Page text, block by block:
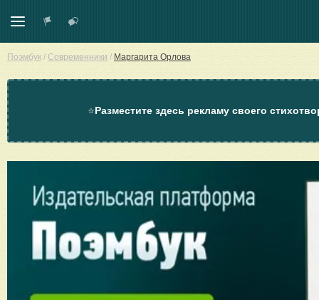
Поэмбук / Современники / Маргарита Орлова
⭐Разместите здесь рекламу своего